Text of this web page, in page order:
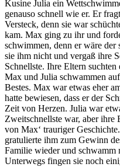
Kusine Julia ein
genauso schnell wie er. Er
Versteck, denn sie war
kam. Max ging zu ihr und
schwimmen, denn er wäre der
sie ihm nicht und vergaß ihre
Schnellste. Ihre Eltern
Max und Julia schwammen
Bestes. Max war etwas eher
hatte bewiesen, dass er der
Zeit von Herzen. Julia war
Zweitschnellste war, aber ihre
von Max‘ trauriger
gratulierte ihm zum Gewinn
Familie wieder und schwamm
Unterwegs fingen sie noch